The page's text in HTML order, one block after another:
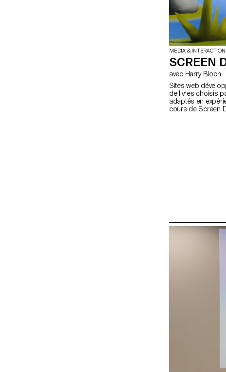
MEDIA & INTERACTION
SCREEN
avec Harry Bloch
Sites web
de livres choisis
adaptés en
cours de Screen